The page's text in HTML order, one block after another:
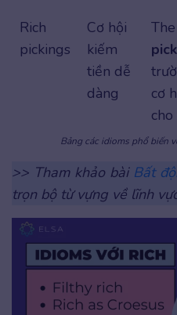
Rich
pickings
Cơ hội
kiếm
tiền dễ
dàng
cơ
Bảng các idioms phổ biến
>> Tham khảo bài Bất
trọn bộ từ vựng về lĩnh